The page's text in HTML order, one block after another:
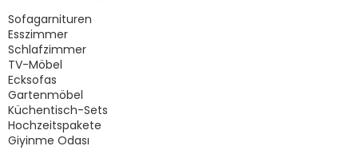
Sofagarnituren
Esszimmer
Schlafzimmer
TV-Möbel
Ecksofas
Gartenmöbel
Küchentisch-Sets
Hochzeitspakete
Giyinme Odası